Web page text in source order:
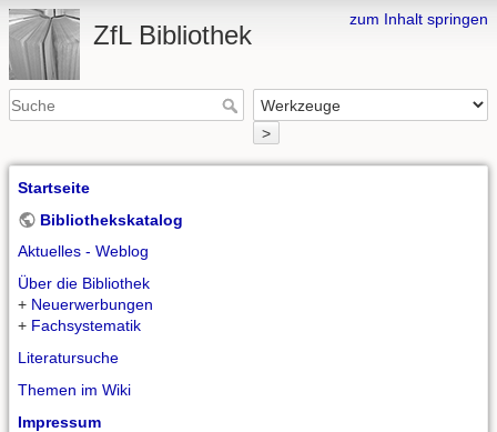
zum Inhalt springen
ZfL Bibliothek
>
Startseite
Bibliothekskatalog
Aktuelles - Weblog
Über die Bibliothek
+ Neuerwerbungen
+ Fachsystematik
Literatursuche
Themen im Wiki
Impressum